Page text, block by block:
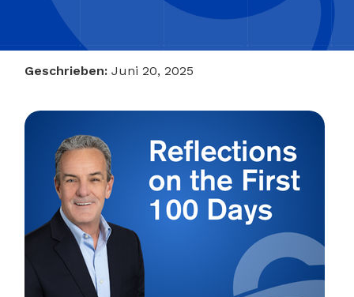
Geschrieben: Juni 20, 2025